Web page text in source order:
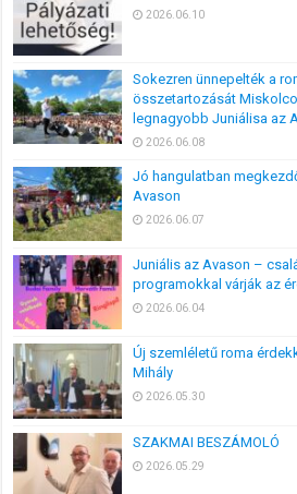
2026.06.10
Sokezren ünnepelték a
összetartozását
legnagyobb Juniálisa az
2026.06.08
Jó hangulatban
Avason
2026.06.07
Juniális az Avason –
programokkal várják az
2026.06.04
Új szemléletű roma
Mihály
2026.05.30
SZAKMAI BESZÁMOLÓ
2026.05.29